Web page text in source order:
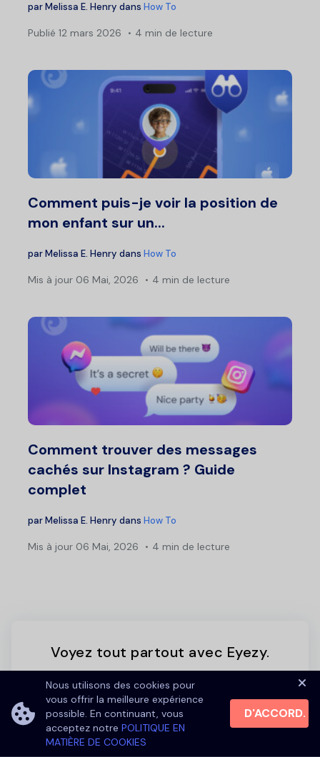
parMelissa E. Henry dans How To
Publié 12 mars 2026 4 min de lecture
Comment puis-je voir la position de
mon enfant sur un...
parMelissa E. Henry dans How To
Mis à jour 06 Mai, 2026 4 min de lecture
Comment trouver des messages
cachés sur Instagram ? Guide
complet
parMelissa E. Henry dans How To
Mis à jour 06 Mai, 2026 4 min de lecture
Voyez tout partout avec Eyezy.
Application parentale à la pointe de la technologie de demain
ESSAYEZ EYEZY DÈS MAINTENANT
Nous utilisons des cookies pour
vous offrir la meilleure expérience
possible. En continuant, vous
acceptez notre POLITIQUE EN
MATIÈRE DE COOKIES
D'ACCORD.